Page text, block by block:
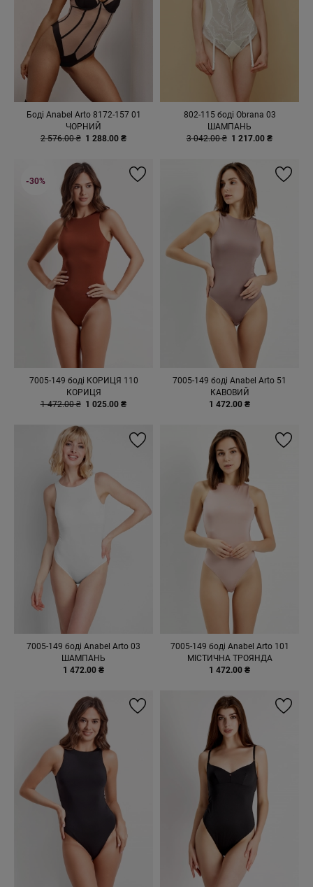
Боді Anabel Arto 8172-157 01
ЧОРНИЙ
2 576.00 ₴ 1 288.00 ₴
802-115 боді Obrana 03
ШАМПАНЬ
3 042.00 ₴ 1 217.00 ₴
7005-149 боді КОРИЦЯ 110
КОРИЦЯ
1 472.00 ₴ 1 025.00 ₴
-30%
7005-149 боді Anabel Arto 51
КАВОВИЙ
1 472.00 ₴
7005-149 боді Anabel Arto 03
ШАМПАНЬ
1 472.00 ₴
7005-149 боді Anabel Arto 101
МІСТИЧНА ТРОЯНДА
1 472.00 ₴